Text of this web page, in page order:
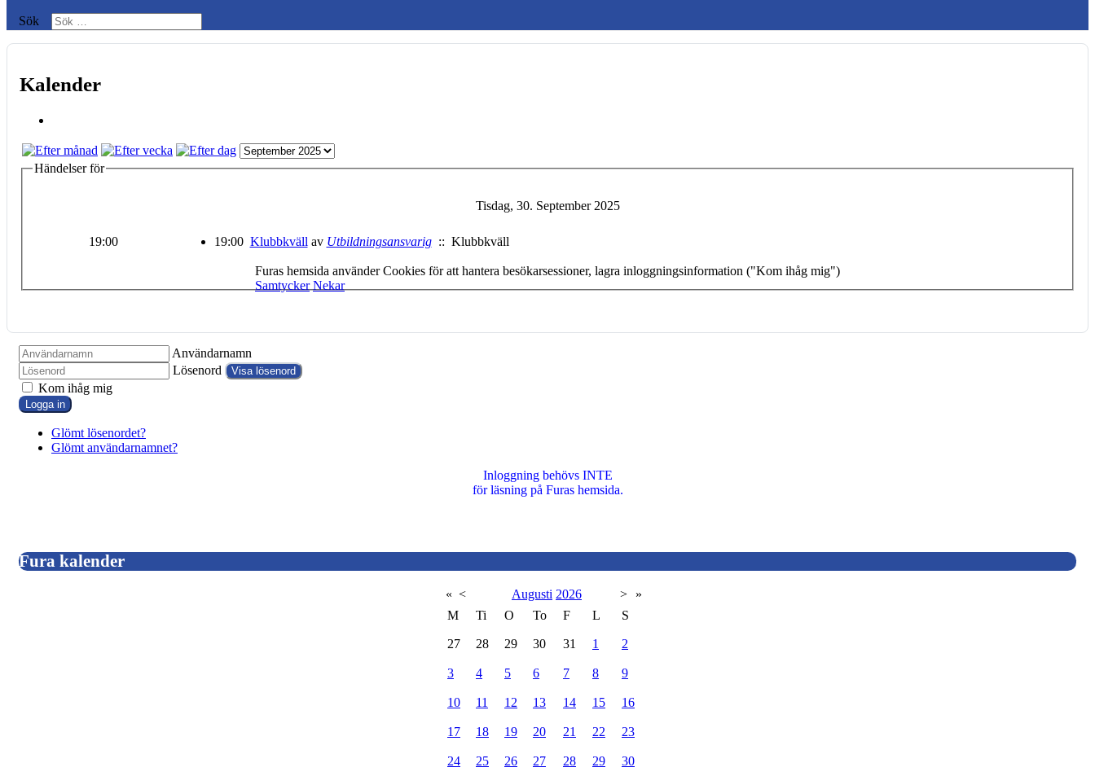
Sök
Kalender
Händelser för
Tisdag, 30. September 2025
19:00 19:00 Klubbkväll av Utbildningsansvarig:: Klubbkväll
Användarnamn
Lösenord
Visa lösenord
Kom ihåg mig
Logga in
Glömt lösenordet?
Glömt användarnamnet?
Inloggning behövs INTE
för läsning på Furas hemsida.
Fura kalender
« < Augusti 2026 >
»
M
Ti O To F L S
27 28 29 30 31 1 2
3 4 5 6 7 8 9
10 11 12 13 14 15 16
17 18 19 20 21 22 23
24 25 26 27 28 29 30
Furas hemsida använder Cookies för att hantera besökarsessioner, lagra inloggningsinformation ("Kom ihåg mig")
Samtycker Nekar